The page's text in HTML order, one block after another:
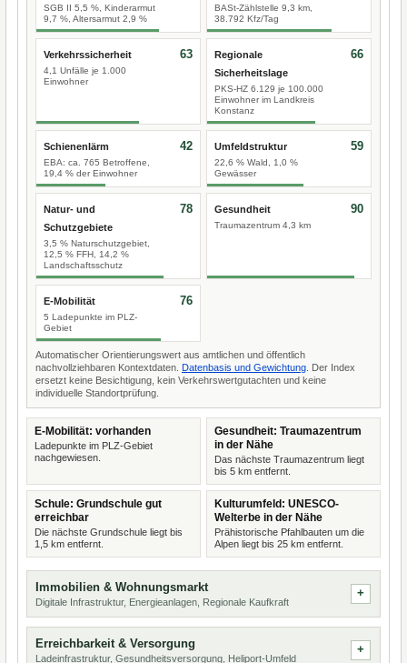
SGB II 5,5 %, Kinderarmut
9,7 %, Altersarmut 2,9 %
BASt-Zählstelle 9,3 km,
38.792 Kfz/Tag
Verkehrssicherheit
4,1 Unfälle je 1.000
Einwohner
63
Regionale
Sicherheitslage
PKS-HZ 6.129 je 100.000
Einwohner im Landkreis
Konstanz
66
Schienenlärm
EBA: ca. 765 Betroffene,
19,4 % der Einwohner
42 Umfeldstruktur
22,6 % Wald, 1,0 %
Gewässer
59
Natur- und
Schutzgebiete
3,5 % Naturschutzgebiet,
12,5 % FFH, 14,2 %
Landschaftsschutz
78 Gesundheit
Traumazentrum 4,3 km
90
E-Mobilität
5 Ladepunkte im PLZ-
Gebiet
76
Automatischer Orientierungswert aus amtlichen und öffentlich
nachvollziehbaren Kontextdaten. Datenbasis und Gewichtung . Der Index
ersetzt keine Besichtigung, kein Verkehrswertgutachten und keine
individuelle Standortprüfung.
E-Mobilität: vorhanden
Ladepunkte im PLZ-Gebiet
nachgewiesen.
Gesundheit: Traumazentrum
in der Nähe
Das nächste Traumazentrum liegt
bis 5 km entfernt.
Schule: Grundschule gut
erreichbar
Die nächste Grundschule liegt bis
1,5 km entfernt.
Kulturumfeld: UNESCO-
Welterbe in der Nähe
Prähistorische Pfahlbauten um die
Alpen liegt bis 25 km entfernt.
Immobilien & Wohnungsmarkt
Digitale Infrastruktur, Energieanlagen, Regionale Kaufkraft
Erreichbarkeit & Versorgung
Ladeinfrastruktur, Gesundheitsversorgung, Heliport-Umfeld